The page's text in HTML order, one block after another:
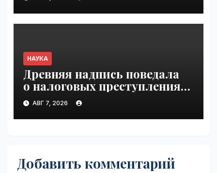
НАУКА
Древняя надпись поведала
о налоговых преступлениях |
VseTime.ru
АВГ 7, 2026
Добавить комментарий